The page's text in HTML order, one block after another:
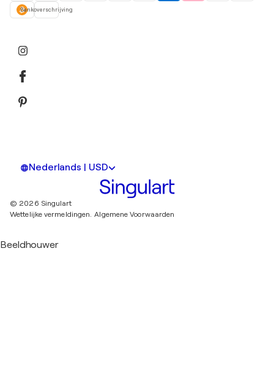
Bankoverschrijving
Nederlands | USD
© 2026 Singulart
Wettelijke vermeldingen. Algemene Voorwaarden
Beeldhouwer